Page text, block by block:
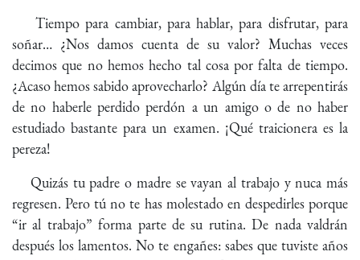
Tiempo para cambiar, para hablar, para disfrutar, para
soñar… ¿Nos damos cuenta de su valor? Muchas veces
decimos que no hemos hecho tal cosa por falta de tiempo.
¿Acaso hemos sabido aprovecharlo? Algún día te arrepentirás
de no haberle perdido perdón a un amigo o de no haber
estudiado bastante para un examen. ¡Qué traicionera es la
pereza!
Quizás tu padre o madre se vayan al trabajo y nuca más
regresen. Pero tú no te has molestado en despedirles porque
“ir al trabajo” forma parte de su rutina. De nada valdrán
después los lamentos. No te engañes: sabes que tuviste años